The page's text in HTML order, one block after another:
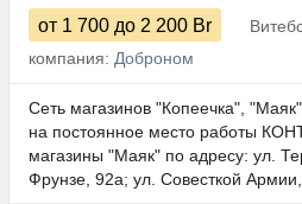
от 1 700 до 2 200 Br
компания: Доброном
Сеть магазинов "Копеечка",
на постоянное место работы
магазины "Маяк" по адресу: ул.
Фрунзе, 92а; ул. Совесткой